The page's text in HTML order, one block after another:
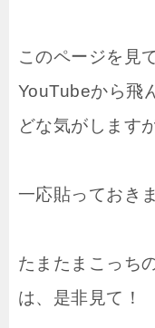
このページを見
YouTubeから飛
どな気がしますが
一応貼っておき
たまたまこっち
は、是非見て！